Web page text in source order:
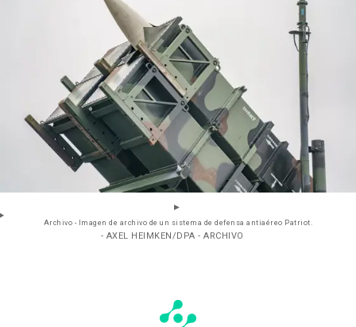
Archivo - Imagen de archivo de un sistema de defensa antiaéreo Patriot.
- AXEL HEIMKEN/DPA - ARCHIVO